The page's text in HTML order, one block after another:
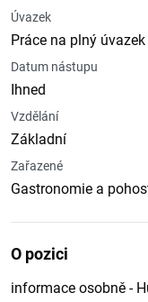
Úvazek
Práce na plný úvazek
Datum nástupu
Ihned
Vzdělání
Základní
Zařazené
Gastronomie a
O pozici
informace osobně -